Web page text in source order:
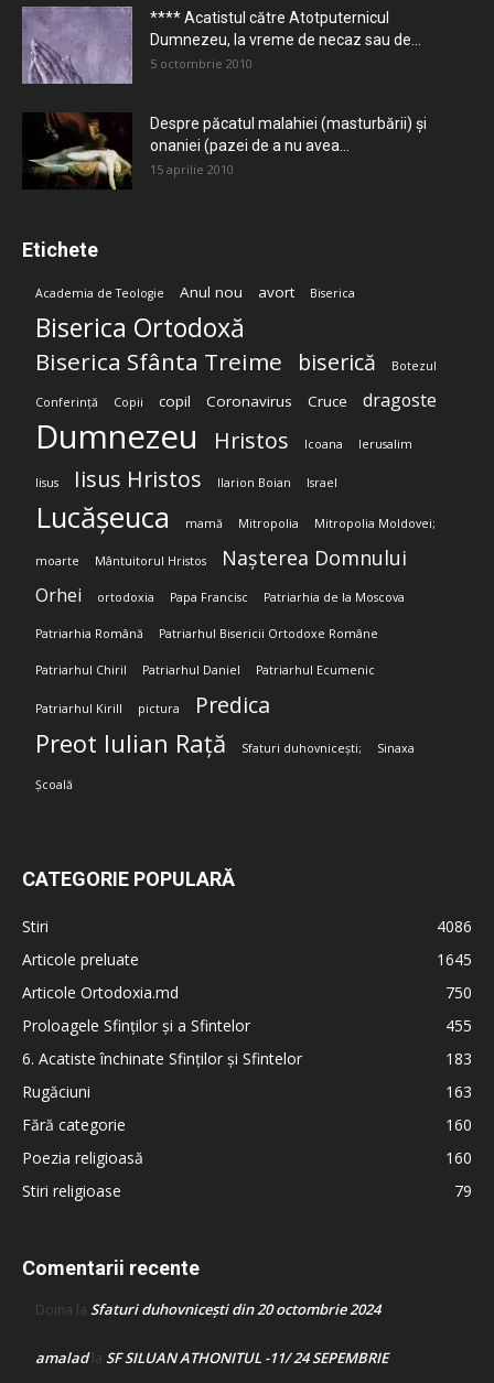
**** Acatistul către Atotputernicul
Dumnezeu, la vreme de necaz sau de...
5 octombrie 2010
Despre păcatul malahiei (masturbării) şi
onaniei (pazei de a nu avea...
15 aprilie 2010
Etichete
Academia de Teologie Anul nou avort Biserica
Biserica Ortodoxă
Biserica Sfânta Treime biserică Botezul
Conferință Copii copil Coronavirus Cruce dragoste
Dumnezeu Hristos Icoana Ierusalim
Iisus Iisus Hristos Ilarion Boian Israel
Lucășeuca mamă Mitropolia Mitropolia Moldovei;
moarte Mântuitorul Hristos Nașterea Domnului
Orhei ortodoxia Papa Francisc Patriarhia de la Moscova
Patriarhia Română Patriarhul Bisericii Ortodoxe Române
Patriarhul Chiril Patriarhul Daniel Patriarhul Ecumenic
Patriarhul Kirill pictura Predica
Preot Iulian Rață Sfaturi duhovnicești; Sinaxa
Școală
CATEGORIE POPULARĂ
Stiri
4086
Articole preluate
1645
Articole Ortodoxia.md
750
Proloagele Sfinților și a Sfintelor
455
6. Acatiste închinate Sfinților și Sfintelor
183
Rugăciuni
163
Fără categorie
160
Poezia religioasă
160
Stiri religioase
79
Comentarii recente
Doina la Sfaturi duhovnicești din 20 octombrie 2024
amaladla SF SILUAN ATHONITUL -11/ 24 SEPEMBRIE